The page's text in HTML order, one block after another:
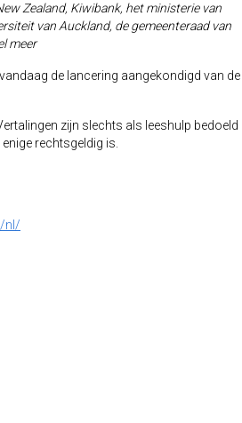
Zealand, Kiwibank, het ministerie van
van Auckland, de gemeenteraad van
meer
de lancering aangekondigd van de
zijn slechts als leeshulp bedoeld
rechtsgeldig is.
nl/